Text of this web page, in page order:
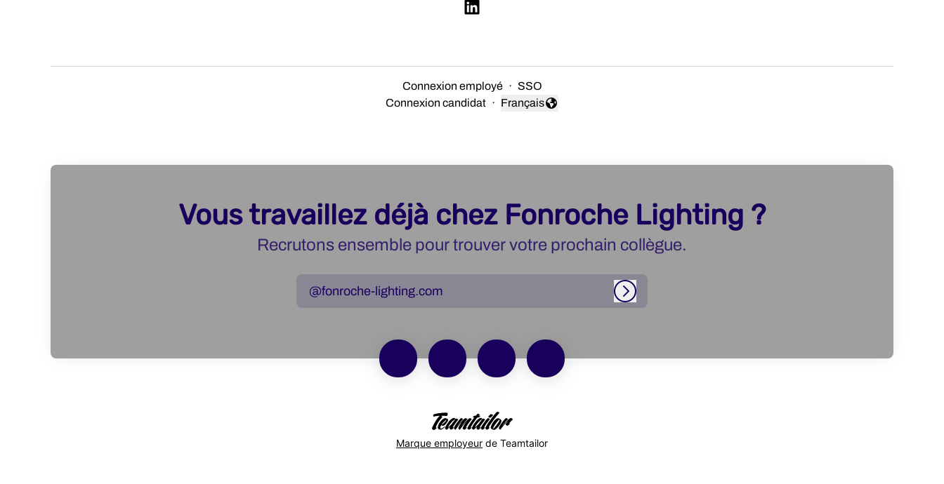
Connexion employé · SSO
Connexion candidat ·
Changer la langue
Français
Vous travaillez déjà chez Fonroche Lighting ?
Recrutons ensemble pour trouver votre prochain collègue.
@fonroche-lighting.com Connexion
Marque employeur de Teamtailor